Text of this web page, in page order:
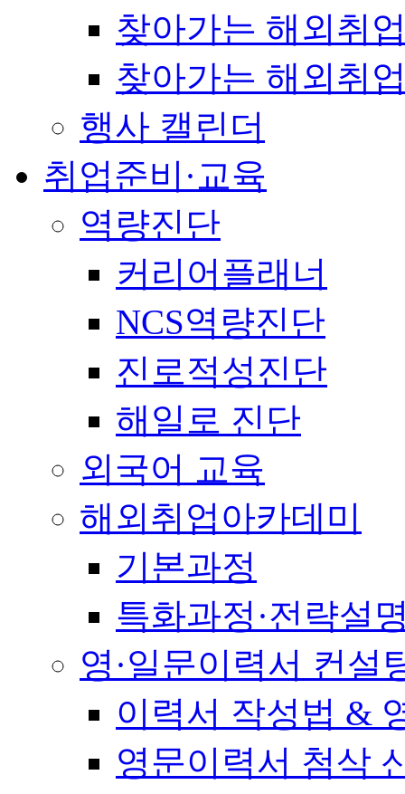
찾아가는 해외취
찾아가는 해외취
행사 캘린더
취업준비·교육
역량진단
커리어플래너
NCS역량진단
진로적성진단
해일로 진단
외국어 교육
해외취업아카데미
기본과정
특화과정·전략설
영·일문이력서 컨설
이력서 작성법 &
영문이력서 첨삭